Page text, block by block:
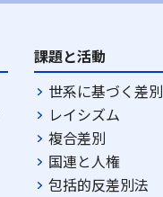
課題と活動
世系に基づく差別
レイシズム
複合差別
国連と人権
包括的反差別法